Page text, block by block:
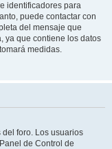
identificadores para
puede contactar con
del mensaje que
ya que contiene los datos
medidas.
foro. Los usuarios
de Control de